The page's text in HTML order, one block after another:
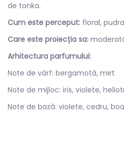
de tonka.
Cum este perceput: floral,
Care este proiecția sa:
Arhitectura parfumului:
Note de vârf: bergamotă, mirt
Note de mijloc: iris, violete,
Note de bază: violete, cedru,